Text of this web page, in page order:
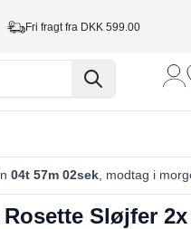
Fri fragt fra DKK 599.00
04t 57m 01sek, modtag i
Rosette Sløjfer 2x